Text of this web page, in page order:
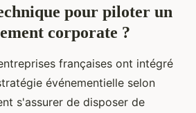
pour piloter un
corporate ?
françaises ont intégré
événementielle selon
s'assurer de disposer de